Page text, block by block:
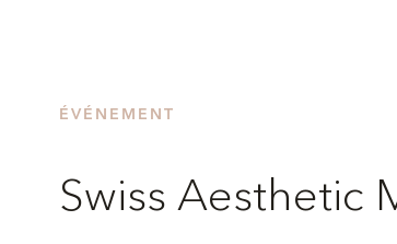
ÉVÉNEMENT
Swiss Aesthetic